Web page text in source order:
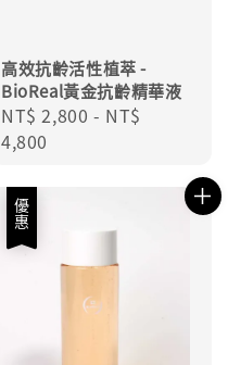
高效抗齡活性植萃 -
BioReal黃金抗齡精華液
Regular
price
NT$ 2,800 - NT$
4,800
優惠